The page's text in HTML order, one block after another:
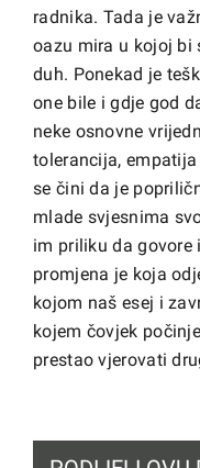
radnika. Tada je
oazu mira u kojoj bi
duh. Ponekad je
one bile i gdje god
neke osnovne
tolerancija,
se čini da je
mlade svjesnima
im priliku da govore
promjena je koja
kojom naš esej i
kojem čovjek
prestao vjerovati